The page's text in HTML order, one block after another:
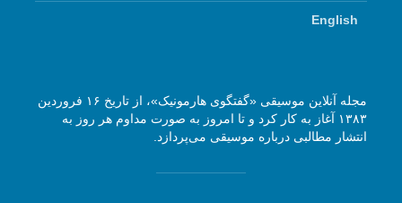
English
مجله آنلاین موسیقی «گفتگوی هارمونیک»، از تاریخ ۱۶ فروردین
۱۳۸۳ آغاز به کار کرد و تا امروز به صورت مداوم هر روز به
انتشار مطالبی درباره موسیقی می‌پردازد.